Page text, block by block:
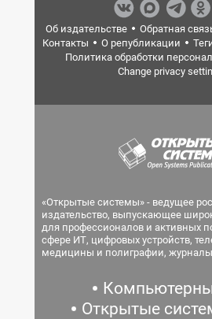
Об издательстве Обратная
Контакты
О републикации
Политика обработки
Change privacy
«Открытые системы» - ведущее
издательство, выпускающее
для профессионалов и активных
сфере ИТ, цифровых устройств,
медицины и полиграфии, журналы
Открытые